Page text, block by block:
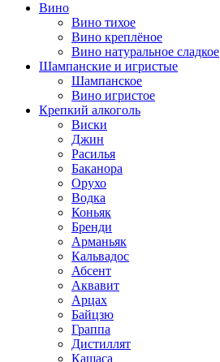
Вино
Вино тихое
Вино креплёное
Вино натуральное сладкое
Шампанские и игристые
Шампанское
Вино игристое
Крепкий алкоголь
Виски
Джин
Расилья
Баканора
Орухо
Водка
Коньяк
Бренди
Арманьяк
Кальвадос
Абсент
Аквавит
Арцах
Байцзю
Граппа
Дистиллят
Кашаса